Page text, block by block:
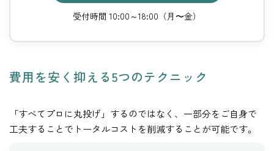
受付時間 10:00～18:00（月〜金）
費用を安く抑える5つのテクニック
「すべてプロに丸投げ」するのではなく、一部分をご自身で
工夫することでトータルコストを削減することが可能です。